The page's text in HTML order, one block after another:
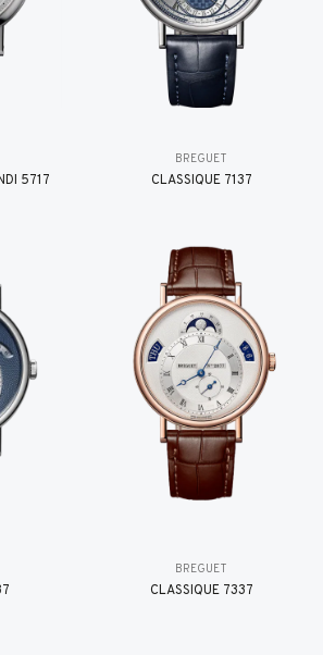
5717
BREGUET
CLASSIQUE 7137
BREGUET
CLASSIQUE 7337